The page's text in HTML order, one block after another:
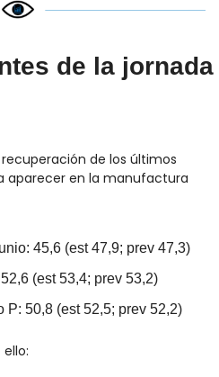
de la jornada
de los últimos
aparecer en la manufactura
45,6 (est 47,9; prev 47,3)
(est 53,4; prev 53,2)
P: 50,8 (est 52,5; prev 52,2)